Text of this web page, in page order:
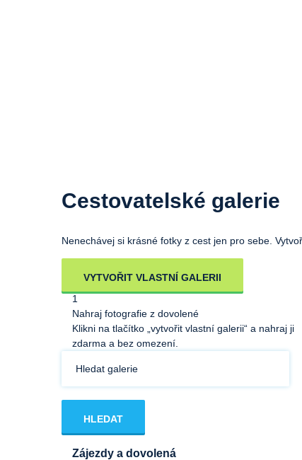
Cestovatelské galerie
Nenechávej si krásné fotky z cest jen pro sebe.
VYTVOŘIT VLASTNÍ GALERII
1
Nahraj fotografie z dovolené
Klikni na tlačítko „vytvořit vlastní galerii“ a nahraj ji
zdarma a bez omezení.
HLEDAT
Zájezdy a dovolená